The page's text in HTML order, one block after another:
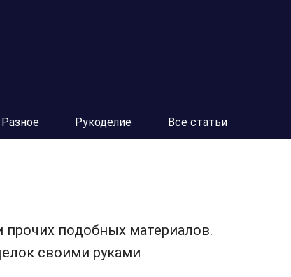
Разное Рукоделие Все статьи
прочих подобных материалов.
своими руками